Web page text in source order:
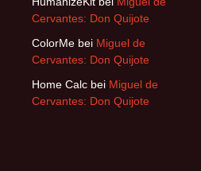
Cervantes: Don Quijote
ColorMe bei Miguel de
Cervantes: Don Quijote
Home Calc bei Miguel de
Cervantes: Don Quijote